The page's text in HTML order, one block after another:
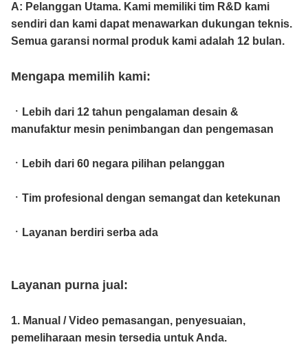
A: Pelanggan Utama. Kami memiliki tim R&D kami
sendiri dan kami dapat menawarkan dukungan teknis.
Semua garansi normal produk kami adalah 12 bulan.
Mengapa memilih kami:
ㆍLebih dari 12 tahun pengalaman desain &
manufaktur mesin penimbangan dan pengemasan
ㆍLebih dari 60 negara pilihan pelanggan
ㆍTim profesional dengan semangat dan ketekunan
ㆍLayanan berdiri serba ada
Layanan purna jual:
1. Manual / Video pemasangan, penyesuaian,
pemeliharaan mesin tersedia untuk Anda.